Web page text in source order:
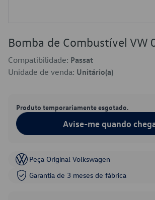
Bomba de Combustível VW
Compatibilidade: Passat
Unidade de venda: Unitário(a)
Produto temporariamente esgotado.
Avise-me quando
Peça Original Volkswagen
Garantia de 3 meses de fábrica